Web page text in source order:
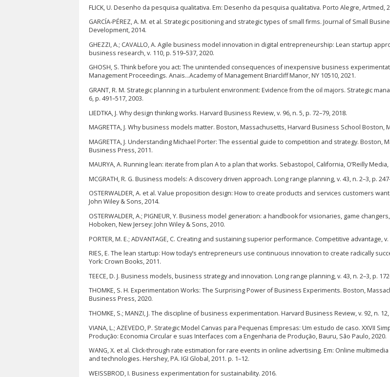
FLICK, U. Desenho da pesquisa qualitativa. Em: Desenho da pesquisa qualitativa. Porto Alegre, Artmed,
GARCÍA-PÉREZ, A. M. et al. Strategic positioning and strategic types of small firms. Journal of Small
Development, 2014.
GHEZZI, A.; CAVALLO, A. Agile business model innovation in digital entrepreneurship: Lean startup
business research, v. 110, p. 519–537, 2020.
GHOSH, S. Think before you act: The unintended consequences of inexpensive business
Management Proceedings. Anais...Academy of Management Briarcliff Manor, NY 10510, 2021.
GRANT, R. M. Strategic planning in a turbulent environment: Evidence from the oil majors. Strategic
6, p. 491–517, 2003.
LIEDTKA, J. Why design thinking works. Harvard Business Review, v. 96, n. 5, p. 72–79, 2018.
MAGRETTA, J. Why business models matter. Boston, Massachusetts, Harvard Business School Boston,
MAGRETTA, J. Understanding Michael Porter: The essential guide to competition and strategy. Boston,
Business Press, 2011.
MAURYA, A. Running lean: iterate from plan A to a plan that works. Sebastopol, California, O’Reilly Media,
MCGRATH, R. G. Business models: A discovery driven approach. Long range planning, v. 43, n. 2–3, p.
OSTERWALDER, A. et al. Value proposition design: How to create products and services customers
John Wiley & Sons, 2014.
OSTERWALDER, A.; PIGNEUR, Y. Business model generation: a handbook for visionaries, game
Hoboken, New Jersey: John Wiley & Sons, 2010.
PORTER, M. E.; ADVANTAGE, C. Creating and sustaining superior performance. Competitive advantage, v.
RIES, E. The lean startup: How today’s entrepreneurs use continuous innovation to create radically
York: Crown Books, 2011.
TEECE, D. J. Business models, business strategy and innovation. Long range planning, v. 43, n. 2–3, p.
THOMKE, S. H. Experimentation Works: The Surprising Power of Business Experiments. Boston,
Business Press, 2020.
THOMKE, S.; MANZI, J. The discipline of business experimentation. Harvard Business Review, v. 92, n. 12,
VIANA, L.; AZEVEDO, P. Strategic Model Canvas para Pequenas Empresas: Um estudo de caso. XXVII
Produção: Economia Circular e suas Interfaces com a Engenharia de Produção, Bauru, São Paulo, 2020.
WANG, X. et al. Click-through rate estimation for rare events in online advertising. Em: Online
and technologies. Hershey, PA. IGI Global, 2011. p. 1–12.
WEISSBROD, I. Business experimentation for sustainability. 2016.